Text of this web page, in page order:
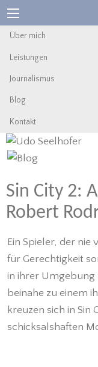
Über mich
Leistungen
Journalismus
Blog
Kontakt
Sin City 2:
Robert
Ein Spieler, der nie
für Gerechtigkeit
in ihrer Umgebung
beinahe zu einem
kreuzen sich in Sin
schicksalshaften